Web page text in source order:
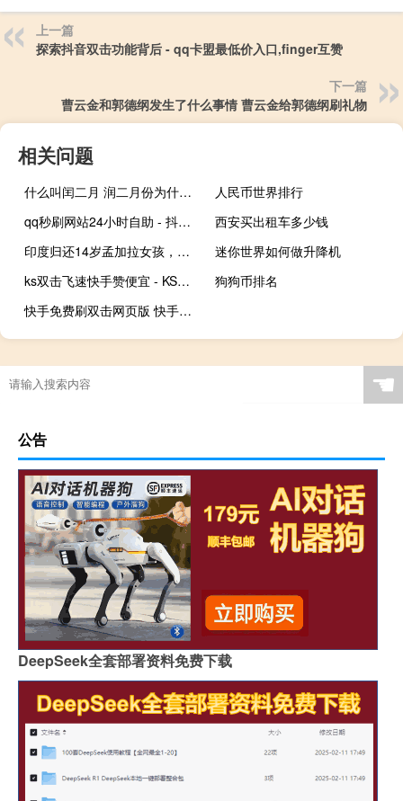
上一篇
探索抖音双击功能背后 - qq卡盟最低价入口,finger互赞
下一篇
曹云金和郭德纲发生了什么事情 曹云金给郭德纲刷礼物
相关问题
什么叫闰二月 润二月份为什么不能上坟
人民币世界排行
qq秒刷网站24小时自助 - 抖音业务下单自助购买平台_pdd助力网站免费
西安买出租车多少钱
印度归还14岁孟加拉女孩，边境偷渡时遭枪击身亡
迷你世界如何做升降机
ks双击飞速快手赞便宜 - KS业务下单平台 超低价_筷兽刷不掉粉
狗狗币排名
快手免费刷双击网页版 快手下载安装官方下载免费
☚
公告
DeepSeek全套部署资料免费下载